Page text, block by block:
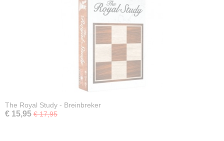
The Royal Study - Breinbreker
€ 15,95 € 17,95